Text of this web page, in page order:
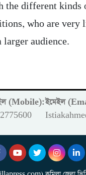
different kinds
who are very
larger audience.
(Mobile):ইমেইল